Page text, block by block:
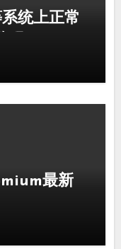
统上正常
最新